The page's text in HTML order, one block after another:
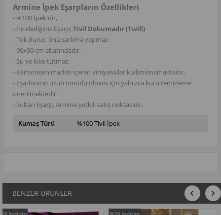
Armine İpek Eşarpların Özellikleri
- %100 İpek'dir,
- İncelediğiniz Eşarp; Tivil Dokumadır (Twill)
- Tok durur, önü sarkma yapmaz
- 90x90 cm ebatındadır,
- Su ve leke tutmaz,
- Kansorejen madde içeren kimyasallar kullanılmamaktadır,
- Eşarbınızın uzun ömürlü olması için yalnızca kuru temizleme
önerilmektedir.
- Sultan Eşarp, Armine yetkili satış noktasıdır.
Kumaş Türü %100 Tivil İpek
BENZER ÜRÜNLER